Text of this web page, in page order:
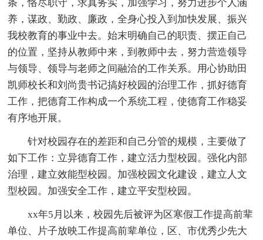
条，恪尽职守，求真务实，加强学习，努力进步个人涵
养，谋政、勤政、廉政，全身心投入到加快发展、振兴
我校教育的事业中去。始末明确自己的职责、摆正自己
的位置，坚持从教师中来，到教师中去，努力营造领导
与领导、领导与老师之间融洽的工作关系。用心协助田
凯师校长和刘尚贵书记搞好校园的治理工作，抓好德育
工作，把德育工作构成一个系统工程，使德育工作稳妥
有序地开展。
针对校园存在的差距和自己分管的规模，主要做了
如下工作：立异德育工作，建立活力型校园。强化内部
治理，建立效能型校园。加强校园文化建设，建立人文
型校园。加强安全工作，建立平安型校园。
xx年5月以来，校园先后被评为区寒假工作提高前辈
单位、片子放映工作提高前辈单位，区、市优秀少先大